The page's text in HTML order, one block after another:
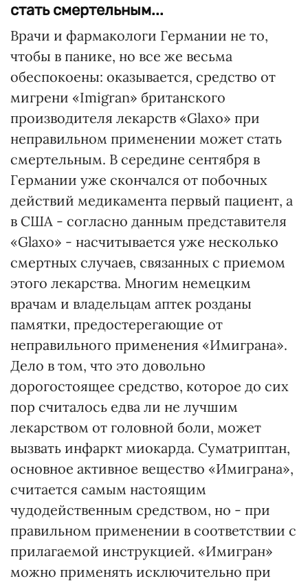
стать смертельным...
Врачи и фармакологи Германии не то,
чтобы в панике, но все же весьма
обеспокоены: оказывается, средство от
мигрени «Imigran» британского
производителя лекарств «Glaxo» при
неправильном применении может стать
смертельным. В середине сентября в
Германии уже скончался от побочных
действий медикамента первый пациент, а
в США - согласно данным представителя
«Glaxo» - насчитывается уже несколько
смертных случаев, связанных с приемом
этого лекарства. Многим немецким
врачам и владельцам аптек розданы
памятки, предостерегающие от
неправильного применения «Имиграна».
Дело в том, что это довольно
дорогостоящее средство, которое до сих
пор считалось едва ли не лучшим
лекарством от головной боли, может
вызвать инфаркт миокарда. Суматриптан,
основное активное вещество «Имиграна»,
считается самым настоящим
чудодейственным средством, но - при
правильном применении в соответствии с
прилагаемой инструкцией. «Имигран»
можно применять исключительно при